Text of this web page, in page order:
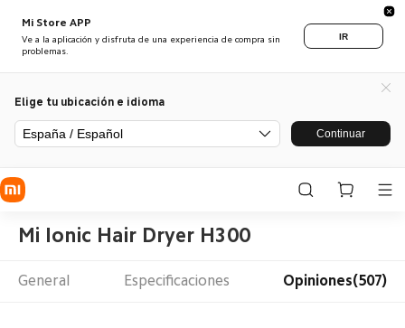
Mi Store APP
Ve a la aplicación y disfruta de una experiencia de compra sin
problemas.
IR
Elige tu ubicación e idioma
España / Español Continuar
Mi Ionic Hair Dryer H300
General Especificaciones Opiniones(507)